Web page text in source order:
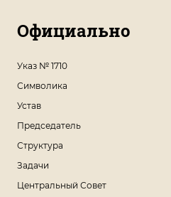
Официально
Указ № 1710
Символика
Устав
Председатель
Структура
Задачи
Центральный Совет